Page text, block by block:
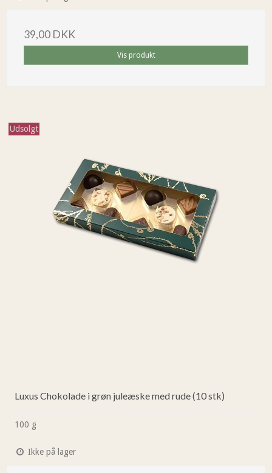
39,00 DKK
Vis produkt
Udsolgt
Luxus Chokolade i grøn juleæske med rude (10 stk)
100 g
Ikke på lager